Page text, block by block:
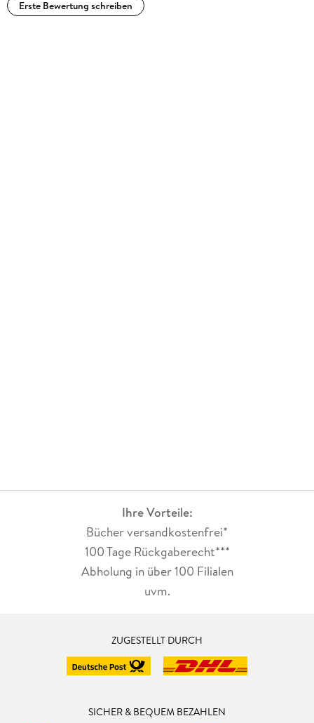
Erste Bewertung schreiben
Ihre Vorteile:
Bücher versandkostenfrei*
100 Tage Rückgaberecht***
Abholung in über 100 Filialen
uvm.
ZUGESTELLT DURCH
SICHER & BEQUEM BEZAHLEN